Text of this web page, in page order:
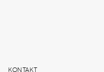
KONTAKT